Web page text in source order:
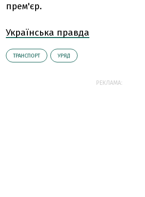
прем'єр.
Українська правда
ТРАНСПОРТ УРЯД
РЕКЛАМА: